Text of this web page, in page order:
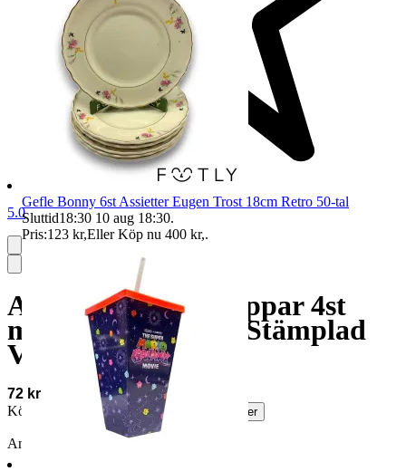
5.0
ALP Lidköping Koppar 4st
med Fat Guldkant Stämplad
Vintage Design
72 kr
Köparskydd är valfritt hos företag.
Läs mer
Annonsen är avslutad
Gefle Bonny 6st Assietter Eugen Trost 18cm Retro 50-tal
Sluttid18:30 10 aug 18:30.
Pris:123 kr,Eller Köp nu 400 kr,.